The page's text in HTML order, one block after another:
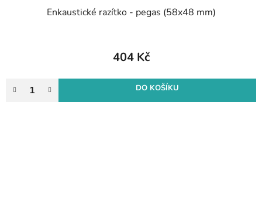
Enkaustické razítko - pegas (58x48 mm)
404 Kč
DO KOŠÍKU